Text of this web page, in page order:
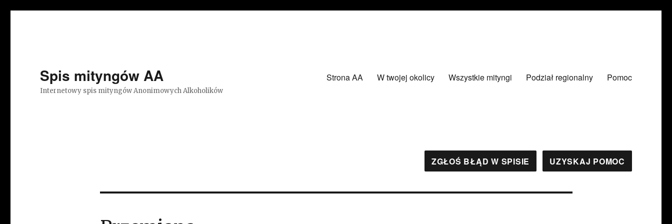
Spis mityngów AA
Internetowy spis mityngów Anonimowych Alkoholików
Strona AA W twojej okolicy Wszystkie mityngi Podział regionalny Pomoc
ZGŁOŚ BŁĄD W SPISIE UZYSKAJ POMOC